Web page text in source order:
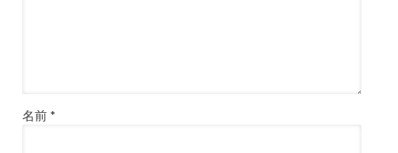
名前 *